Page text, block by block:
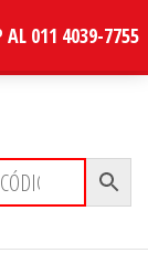
AL 011 4039-7755